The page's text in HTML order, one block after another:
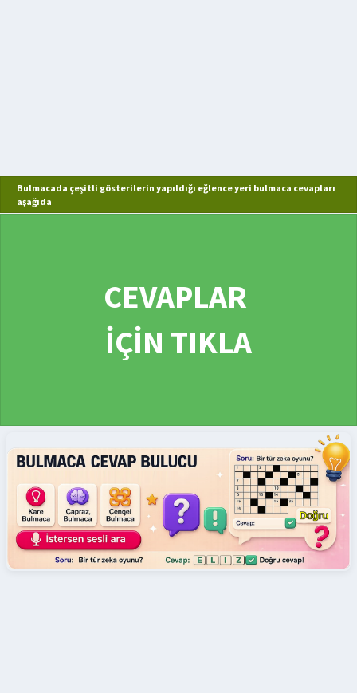
Bulmacada çeşitli gösterilerin yapıldığı eğlence yeri bulmaca cevapları
aşağıda
CEVAPLAR
İÇİN TIKLA